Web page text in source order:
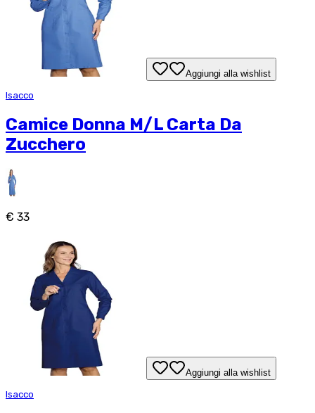
Aggiungi alla wishlist
Isacco
Camice Donna M/L Carta Da
Zucchero
€ 33
Aggiungi alla wishlist
Isacco